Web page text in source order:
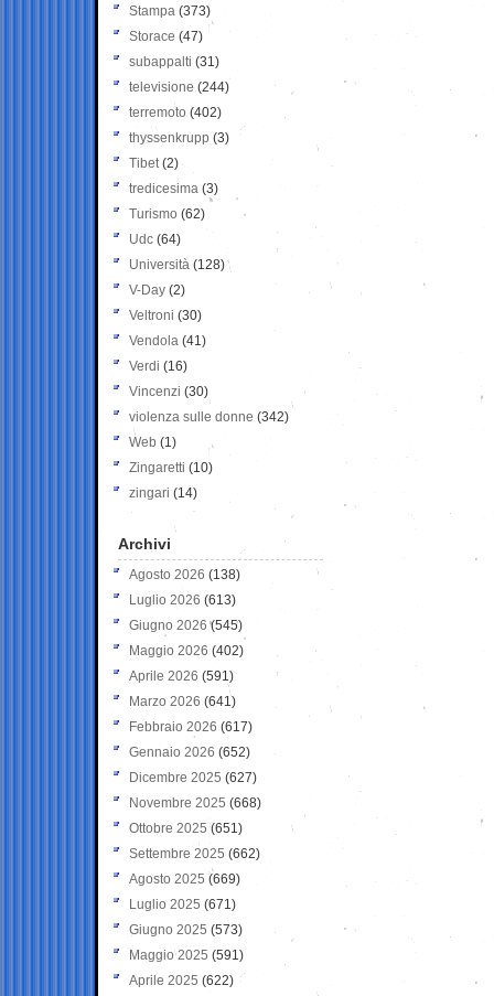
Stampa (373)
Storace (47)
subappalti (31)
televisione(244)
terremoto (402)
thyssenkrupp (3)
Tibet(2)
tredicesima (3)
Turismo (62)
Udc (64)
Università (128)
V-Day (2)
Veltroni (30)
Vendola (41)
Verdi (16)
Vincenzi (30)
violenza sulle donne (342)
Web (1)
Zingaretti (10)
zingari (14)
Archivi
Agosto 2026 (138)
Luglio 2026 (613)
Giugno 2026 (545)
Maggio 2026 (402)
Aprile 2026 (591)
Marzo 2026 (641)
Febbraio 2026 (617)
Gennaio 2026 (652)
Dicembre 2025 (627)
Novembre 2025 (668)
Ottobre 2025 (651)
Settembre 2025 (662)
Agosto 2025 (669)
Luglio 2025 (671)
Giugno 2025 (573)
Maggio 2025 (591)
Aprile 2025 (622)